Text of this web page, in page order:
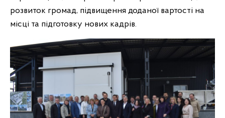
розвиток громад, підвищення доданої вартості на
місці та підготовку нових кадрів.